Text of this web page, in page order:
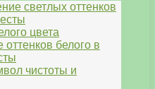
светлых оттенков
цвета
оттенков белого в
чистоты и